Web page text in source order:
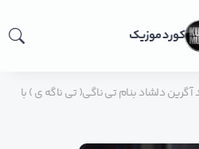
کورد موزیک
آگرین دلشاد بنام تی ناگی( تی ناگه ی ) با